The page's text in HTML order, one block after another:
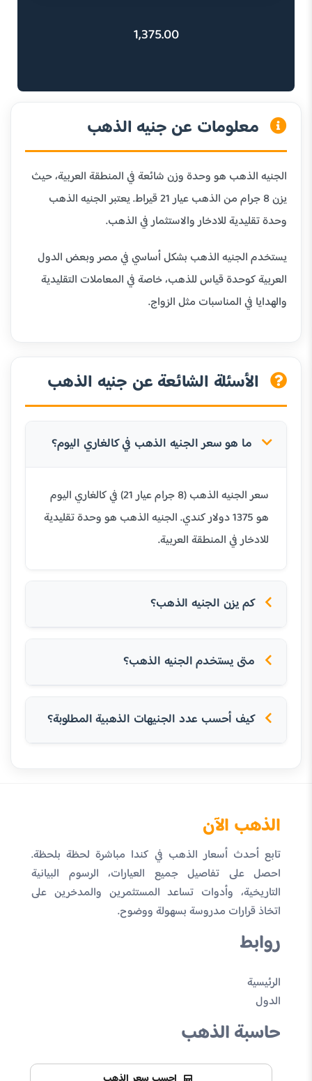
1,375.00
معلومات عن جنيه الذهب
الجنيه الذهب هو وحدة وزن شائعة في المنطقة العربية، حيث
يزن 8 جرام من الذهب عيار 21 قيراط. يعتبر الجنيه الذهب
وحدة تقليدية للادخار والاستثمار في الذهب.
يستخدم الجنيه الذهب بشكل أساسي في مصر وبعض الدول
العربية كوحدة قياس للذهب، خاصة في المعاملات التقليدية
والهدايا في المناسبات مثل الزواج.
الأسئلة الشائعة عن جنيه الذهب
ما هو سعر الجنيه الذهب في كالغاري اليوم؟
سعر الجنيه الذهب (8 جرام عيار 21) في كالغاري اليوم
هو 1375 دولار كندي. الجنيه الذهب هو وحدة تقليدية
للادخار في المنطقة العربية.
كم يزن الجنيه الذهب؟
متى يستخدم الجنيه الذهب؟
كيف أحسب عدد الجنيهات الذهبية المطلوبة؟
الذهب الآن
تابع أحدث أسعار الذهب في كندا مباشرة لحظة بلحظة.
احصل على تفاصيل جميع العيارات، الرسوم البيانية
التاريخية، وأدوات تساعد المستثمرين والمدخرين على
اتخاذ قرارات مدروسة بسهولة ووضوح.
روابط
الرئيسية
الدول
حاسبة الذهب